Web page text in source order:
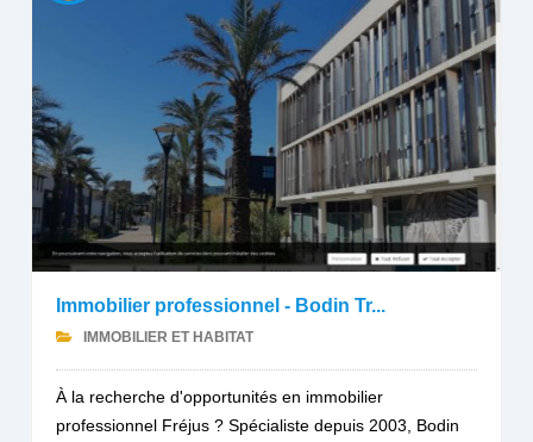
Immobilier professionnel - Bodin Tr...
IMMOBILIER ET HABITAT
À la recherche d'opportunités en immobilier
professionnel Fréjus ? Spécialiste depuis 2003, Bodin